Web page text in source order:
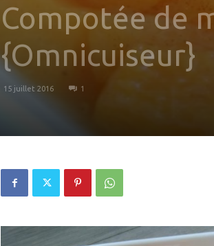
Compotée de
{Omnicuiseur}
15 juillet 2016 1